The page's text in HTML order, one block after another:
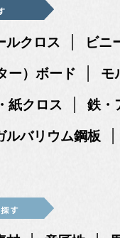
ルクロス | ビニ
ー）ボード | モ
紙クロス | 鉄・
ルバリウム鋼板 |